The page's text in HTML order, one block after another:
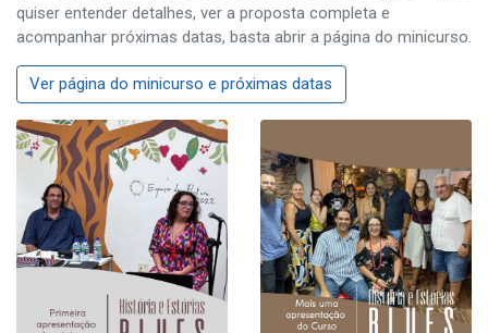
quiser entender detalhes, ver a proposta completa e
acompanhar próximas datas, basta abrir a página do minicurso.
Ver página do minicurso e próximas datas